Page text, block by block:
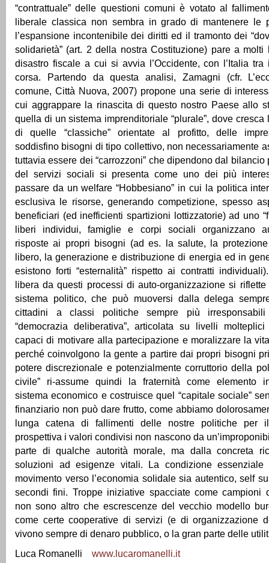
“contrattuale” delle questioni comuni è votato al
liberale classica non sembra in grado di mantenere le
l’espansione incontenibile dei diritti ed il tramonto dei
solidarietà” (art. 2 della nostra Costituzione) pare a
disastro fiscale a cui si avvia l’Occidente, con l’Italia
corsa. Partendo da questa analisi, Zamagni (cfr.
comune, Città Nuova, 2007) propone una serie di
cui aggrappare la rinascita di questo nostro Paese allo
quella di un sistema imprenditoriale “plurale”, dove
di quelle “classiche” orientate al profitto, delle
soddisfino bisogni di tipo collettivo, non necessariamente
tuttavia essere dei “carrozzoni” che dipendono dal
del servizi sociali si presenta come uno dei più
passare da un welfare “Hobbesiano” in cui la politica
esclusiva le risorse, generando competizione, spesso
beneficiari (ed inefficienti spartizioni lottizzatorie) ad uno
liberi individui, famiglie e corpi sociali organizzano
risposte ai propri bisogni (ad es. la salute, la
libero, la generazione e distribuzione di energia ed in
esistono forti “esternalità” rispetto ai contratti
libera da questi processi di auto-organizzazione si
sistema politico, che può muoversi dalla delega
cittadini a classi politiche sempre più
“democrazia deliberativa”, articolata su livelli
capaci di motivare alla partecipazione e moralizzare la
perché coinvolgono la gente a partire dai propri bisogni
potere discrezionale e potenzialmente corruttorio della
civile” ri-assume quindi la fraternità come elemento
sistema economico e costruisce quel “capitale sociale”
finanziario non può dare frutto, come abbiamo
lunga catena di fallimenti delle nostre politiche per
prospettiva i valori condivisi non nascono da
parte di qualche autorità morale, ma dalla concreta
soluzioni ad esigenze vitali. La condizione
movimento verso l’economia solidale sia autentico, self
secondi fini. Troppe iniziative spacciate come campioni
non sono altro che escrescenze del vecchio modello
come certe cooperative di servizi (e di organizzazione
vivono sempre di denaro pubblico, o la gran parte delle
Luca Romanelli www.lucaromanelli.it